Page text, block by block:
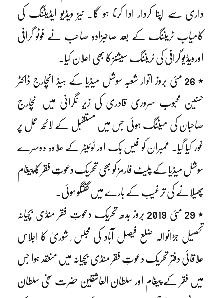
داری سے اپنا کردار ادا کرنا ہو گا۔ نیز ویڈیو ایڈیٹنگ کی
کامیاب ٹریننگ کے بعد صاحبزادہ صاحب نے فوٹو گرافی
اورویڈیو گرافی کی ٹریننگ سیشنز کا بھی اعلان کیا۔
٭ 26 مئی بروز اتوار شعبہ سوشل میڈیا کے ہیڈ انچارج ڈاکٹر
حسنین محبوب سروری قادری کی زیر نگرانی میں انچارج
صاحبان کی میٹنگ ہوئی جس میں مستقبل کے لائحہ عمل پر
غور کیا گیا۔ ممبران کو فیس بک اور ٹوئیٹر کے علاوہ دوسرے
سوشل میڈیا کے پلیٹ فارمز کو بھی تحریک دعوتِ فقر کا پیغام
پھیلانے کی ترغیب کے بارے میں گفتگو ہوئی۔
٭ 29 مئی 2019 بروز بدھ تحریک دعوتِ فقر منڈی بچیانہ
تحصیل جڑانوالہ ضلع فیصل آباد کی مجلس ِ شوریٰ کا اجلاس
علاقائی دفتر تحریک دعوتِ فقر منڈی بچیانہ میں منعقد ہوا جس
میں فقر کے پیغام اور سلطان العاشقین حضرت سخی سلطان